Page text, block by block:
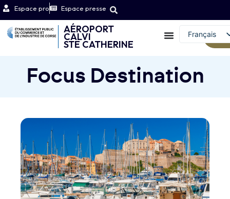
Espace pro Espace presse
AÉROPORT
CALVI
STE CATHERINE
Français
English (UK)
Focus Destination